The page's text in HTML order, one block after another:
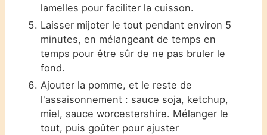
lamelles pour faciliter la cuisson.
Laisser mijoter le tout pendant environ 5
minutes, en mélangeant de temps en
temps pour être sûr de ne pas bruler le
fond.
Ajouter la pomme, et le reste de
l'assaisonnement : sauce soja, ketchup,
miel, sauce worcestershire. Mélanger le
tout, puis goûter pour ajuster